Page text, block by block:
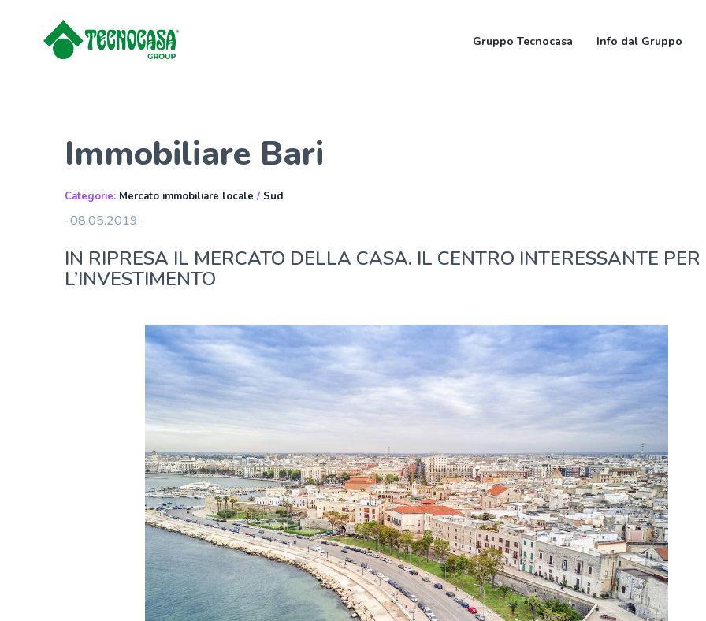
Gruppo Tecnocasa Info dal Gruppo
Immobiliare Bari
Categorie: Mercato immobiliare locale / Sud
-08.05.2019-
IN RIPRESA IL MERCATO DELLA CASA. IL CENTRO INTERESSANTE PER
L’INVESTIMENTO